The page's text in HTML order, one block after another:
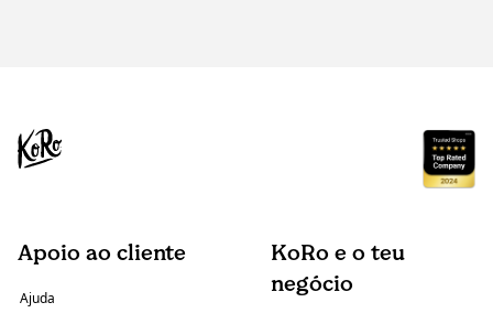
Apoio ao cliente
Ajuda
KoRo e o teu
negócio